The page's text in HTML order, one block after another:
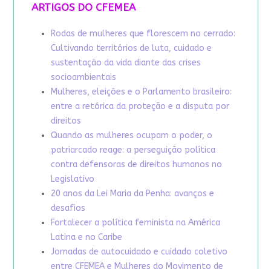
ARTIGOS DO CFEMEA
Rodas de mulheres que florescem no cerrado:
Cultivando territórios de luta, cuidado e
sustentação da vida diante das crises
socioambientais
Mulheres, eleições e o Parlamento brasileiro:
entre a retórica da proteção e a disputa por
direitos
Quando as mulheres ocupam o poder, o
patriarcado reage: a perseguição política
contra defensoras de direitos humanos no
Legislativo
20 anos da Lei Maria da Penha: avanços e
desafios
Fortalecer a política feminista na América
Latina e no Caribe
Jornadas de autocuidado e cuidado coletivo
entre CFEMEA e Mulheres do Movimento de